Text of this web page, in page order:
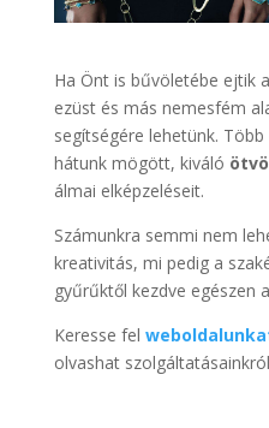
Ha Önt is bűvöletébe ejtik
ezüst és más nemesfém
segítségére lehetünk.
hátunk mögött, kiváló
álmai elképzeléseit.
Számunkra semmi nem
kreativitás, mi pedig a
gyűrűktől kezdve egészen
Keresse fel
olvashat